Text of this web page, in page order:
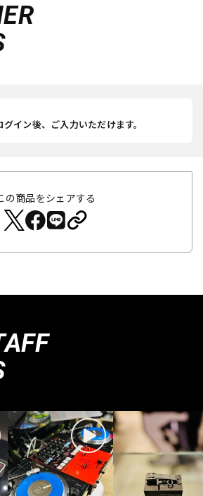
グイン後、ご入力いただけます。
の商品をシェアする